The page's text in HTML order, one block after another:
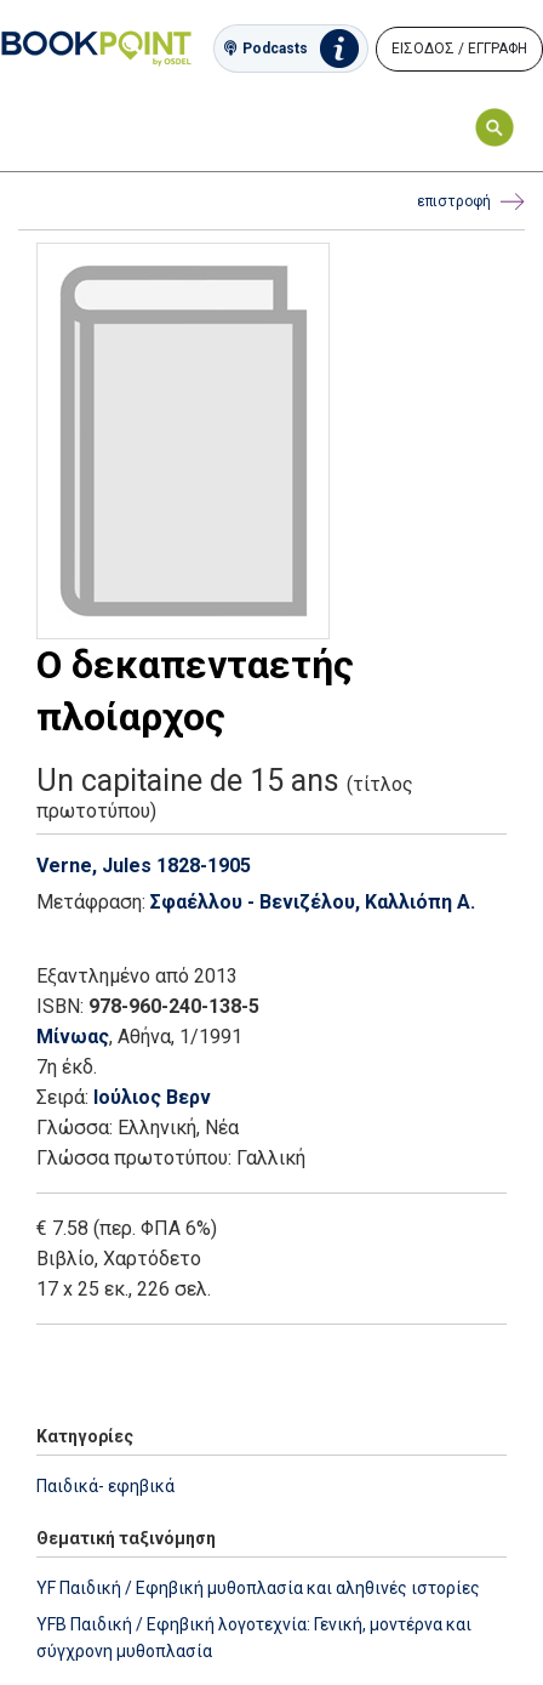
Podcasts ΕΙΣΟΔΟΣ / ΕΓΓΡΑΦΗ
επιστροφή
Ο δεκαπενταετής
πλοίαρχος
Un capitaine de 15 ans (τίτλος
πρωτοτύπου)
Verne, Jules 1828-1905
Μετάφραση: Σφαέλλου - Βενιζέλου, Καλλιόπη Α.
Εξαντλημένο από 2013
ISBN: 978-960-240-138-5
Μίνωας, Αθήνα, 1/1991
7η έκδ.
Σειρά: Ιούλιος Βερν
Γλώσσα: Ελληνική, Νέα
Γλώσσα πρωτοτύπου: Γαλλική
€ 7.58 (περ. ΦΠΑ 6%)
Βιβλίο, Χαρτόδετο
17 x 25 εκ., 226 σελ.
Κατηγορίες
Παιδικά- εφηβικά
Θεματική ταξινόμηση
YF Παιδική / Εφηβική μυθοπλασία και αληθινές ιστορίες
YFB Παιδική / Εφηβική λογοτεχνία: Γενική, μοντέρνα και
σύγχρονη μυθοπλασία